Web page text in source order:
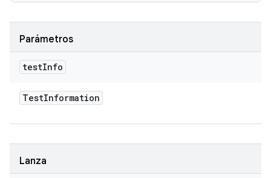
Parámetros
testInfo
TestInformation
Lanza